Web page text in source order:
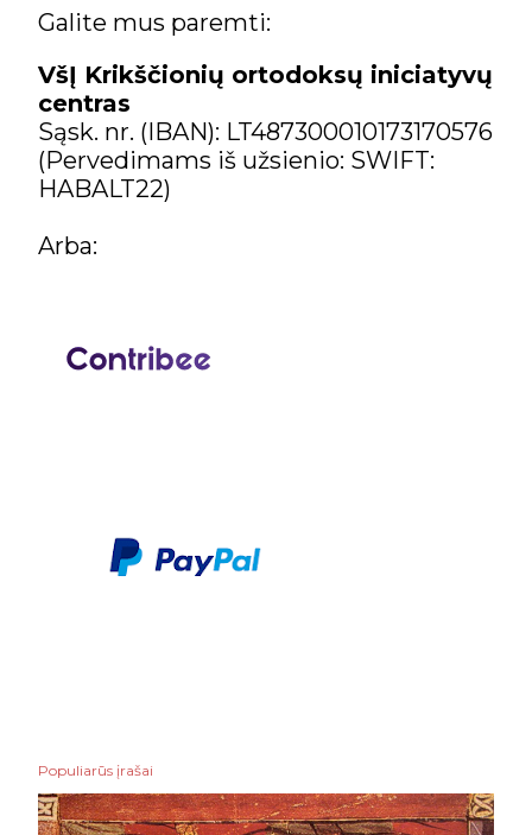
Galite mus paremti:
VšĮ Krikščionių ortodoksų iniciatyvų
centras
Sąsk. nr. (IBAN): LT487300010173170576
(Pervedimams iš užsienio: SWIFT:
HABALT22)
Arba:
Populiarūs įrašai